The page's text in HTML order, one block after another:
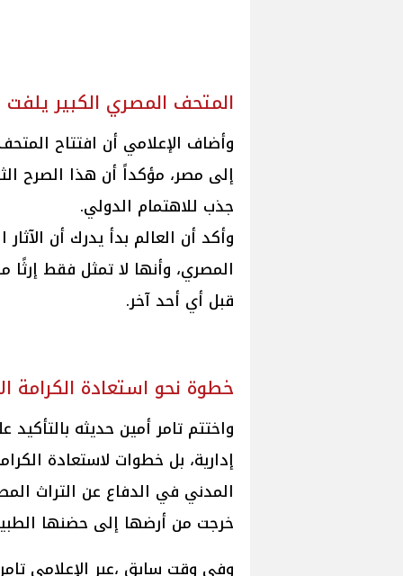
المتحف المصري الكبير يلفت
وأضاف الإعلامي أن افتتاح
إلى مصر، مؤكداً أن هذا الصرح
جذب للاهتمام الدولي.
وأكد أن العالم بدأ يدرك أن
المصري، وأنها لا تمثل فقط إرثًا
قبل أي أحد آخر.
خطوة نحو استعادة الكرامة
واختتم تامر أمين حديثه
إدارية، بل خطوات لاستعادة
المدني في الدفاع عن التراث
خرجت من أرضها إلى حضنها
وفي وقت سابق ،عبر الإعلامي